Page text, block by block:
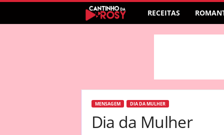
RECEITAS
MENSAGEM DIA DA MULHER
Dia da Mulher